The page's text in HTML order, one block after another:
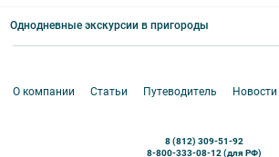
Круизы
Корпоративные мероприятия
Аренда водного транспорта
Однодневные экскурсии в пригороды
Кронштадт
Ораниенбаум
О компании Статьи Путеводитель Новости
8 (812) 309-51-92
8-800-333-08-12 (для РФ)